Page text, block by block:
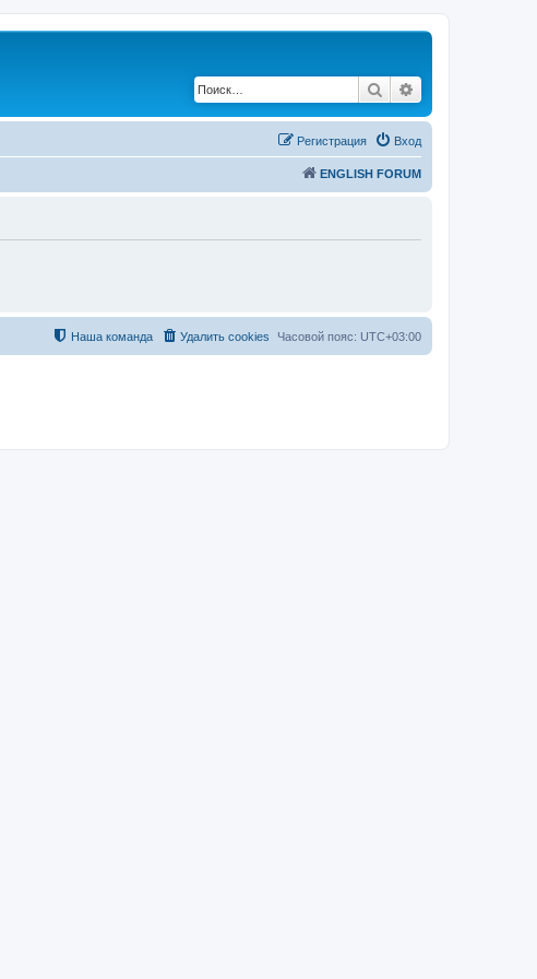
Поиск
Вход
Регистрация
ENGLISH FORUM
Часовой пояс: UTC+03:00
Удалить cookies
Наша команда